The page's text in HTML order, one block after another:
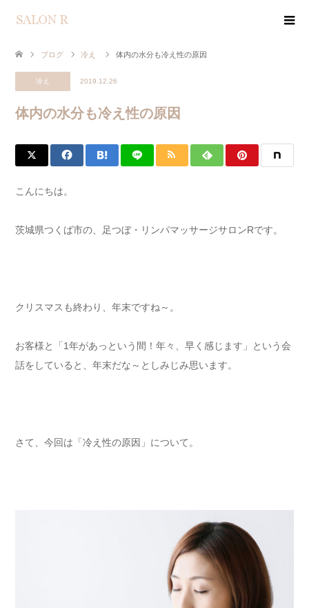
ブログ 冷え 体内の水分も冷え性の原因
冷え 2019.12.26
体内の水分も冷え性の原因
こんにちは。
茨城県つくば市の、足つぼ・リンパマッサージサロンRです。
クリスマスも終わり、年末ですね～。
お客様と「1年があっという間！年々、早く感じます」という会
話をしていると、年末だな～としみじみ思います。
さて、今回は「冷え性の原因」について。